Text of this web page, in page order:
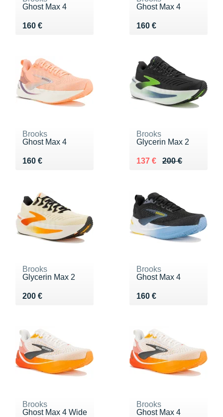
Ghost Max 4
160 €
Vendu 160 €
Ghost Max 4
160 €
Vendu 160 €
Brooks
Ghost Max 4
160 €
Vendu 160 €
Brooks
Glycerin Max 2
200 €
Au lieu de 200 €
137 €
Vendu 137 €
Brooks
Glycerin Max 2
200 €
Vendu 200 €
Brooks
Ghost Max 4
160 €
Vendu 160 €
Brooks
Ghost Max 4 Wide
Brooks
Ghost Max 4